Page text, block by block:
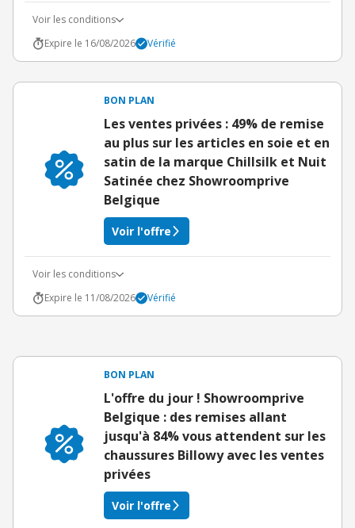
Voir les conditions
Expire le 16/08/2026
Vérifié
BON PLAN
Les ventes privées : 49% de remise
au plus sur les articles en soie et en
satin de la marque Chillsilk et Nuit
Satinée chez Showroomprive
Belgique
Voir l'offre
Voir les conditions
Expire le 11/08/2026
Vérifié
BON PLAN
L'offre du jour ! Showroomprive
Belgique : des remises allant
jusqu'à 84% vous attendent sur les
chaussures Billowy avec les ventes
privées
Voir l'offre